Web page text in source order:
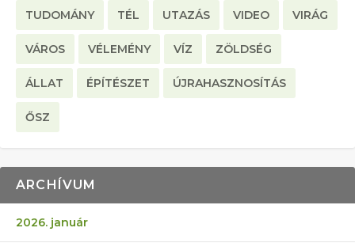
TUDOMÁNY TÉL UTAZÁS VIDEO VIRÁG
VÁROS VÉLEMÉNY VÍZ ZÖLDSÉG
ÁLLAT ÉPÍTÉSZET ÚJRAHASZNOSÍTÁS
ŐSZ
ARCHÍVUM
2026. január